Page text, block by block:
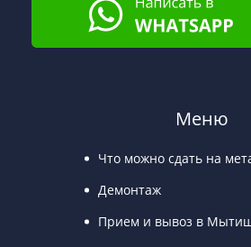
Меню
Что можно сдать на
Демонтаж
Прием и вывоз в